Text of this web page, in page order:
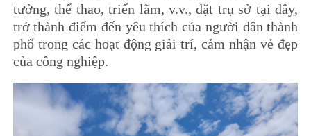
tưởng, thể thao, triển lãm, v.v., đặt trụ sở tại đây,
trở thành điểm đến yêu thích của người dân thành
phố trong các hoạt động giải trí, cảm nhận vẻ đẹp
của công nghiệp.